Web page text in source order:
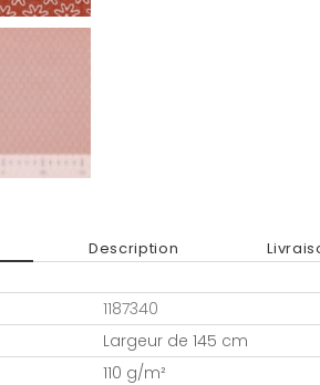
Description
1187340
Largeur de 145 cm
110 g/m²